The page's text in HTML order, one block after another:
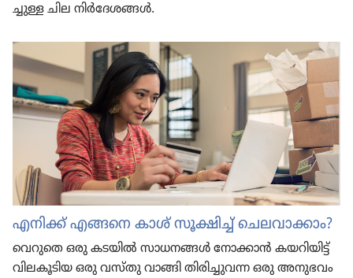
ച്ചു​ള്ള ചില നിർദേ​ശ​ങ്ങൾ.
എനിക്ക്‌ എങ്ങനെ കാശ്‌ സൂക്ഷിച്ച്‌ ചെലവാക്കാം?
വെറുതെ ഒരു കടയിൽ സാധനങ്ങൾ നോക്കാൻ കയറി​യിട്ട്‌
വിലകൂ​ടി​യ ഒരു വസ്‌തു വാങ്ങി തിരി​ച്ചു​വന്ന ഒരു അനുഭവം